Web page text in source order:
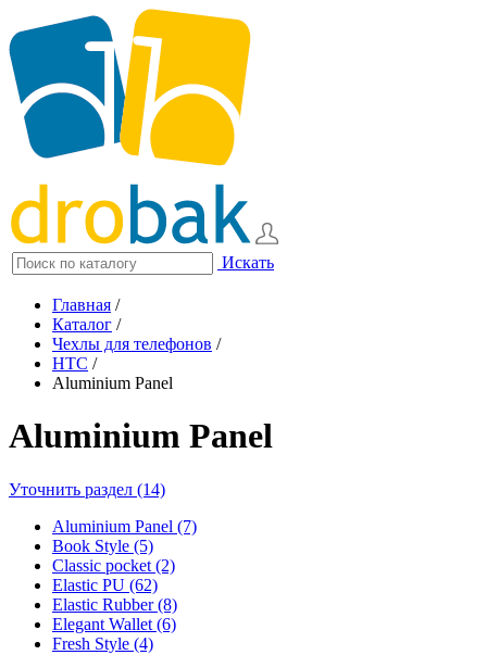
Искать
Главная /
Каталог /
Чехлы для телефонов /
HTC /
Aluminium Panel
Aluminium Panel
Уточнить раздел (14)
Aluminium Panel (7)
Book Style (5)
Classic pocket (2)
Elastic PU (62)
Elastic Rubber (8)
Elegant Wallet (6)
Fresh Style (4)